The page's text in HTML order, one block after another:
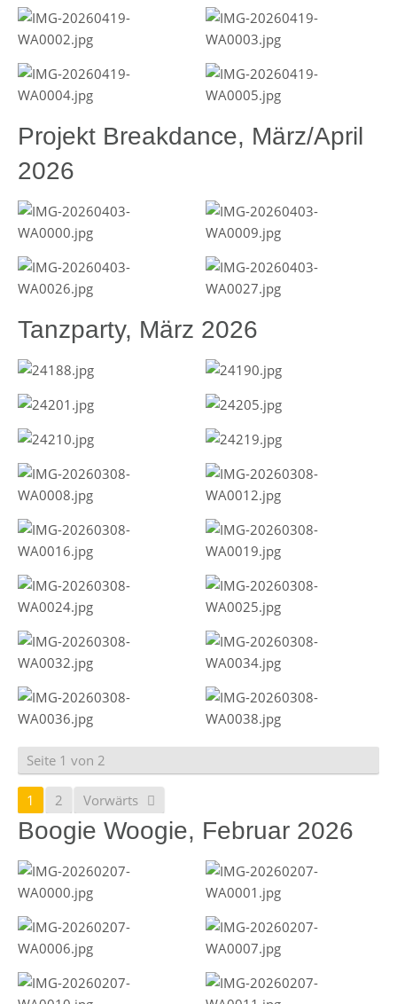
Projekt Breakdance, März/April
2026
Tanzparty, März 2026
Seite 1 von 2
1 2 Vorwärts
Boogie Woogie, Februar 2026